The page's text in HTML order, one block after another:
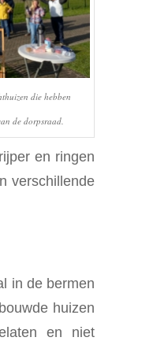
die hebben
de dorpsraad.
en ringen
verschillende
in de bermen
huizen
en niet